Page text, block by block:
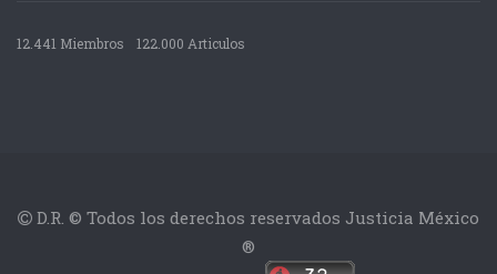
12.441 Miembros 122.000 Articulos
D.R. © Todos los derechos reservados Justicia México
®